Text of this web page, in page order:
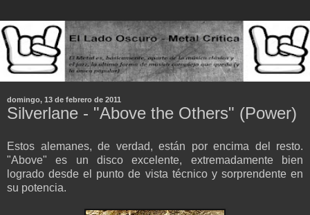
domingo, 13 de febrero de 2011
Silverlane - "Above the Others" (Power)
Estos alemanes, de verdad, están por encima del resto.
"Above" es un disco excelente, extremadamente bien
logrado desde el punto de vista técnico y sorprendente en
su potencia.